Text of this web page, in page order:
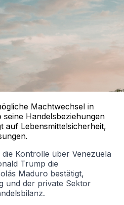
Machtwechsel in
Handelsbeziehungen
auf Lebensmittelsicherheit,
Kontrolle über Venezuela
Trump die
Maduro bestätigt,
und der private Sektor